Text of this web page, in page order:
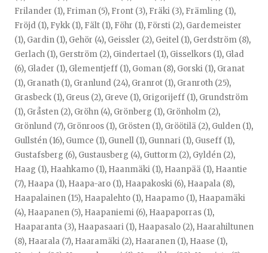
Frilander (1), Friman (5), Front (3), Fräki (3), Främling (1),
Fröjd (1), Fykk (1), Fält (1), Föhr (1), Försti (2), Gardemeister
(1), Gardin (1), Gehör (4), Geissler (2), Geitel (1), Gerdström (8),
Gerlach (1), Gerström (2), Gindertael (1), Gisselkors (1), Glad
(6), Glader (1), Glementjeff (1), Goman (8), Gorski (1), Granat
(1), Granath (1), Granlund (24), Granrot (1), Granroth (25),
Grasbeck (1), Greus (2), Greve (1), Grigorijeff (1), Grundström
(1), Gråsten (2), Gröhn (4), Grönberg (1), Grönholm (2),
Grönlund (7), Grönroos (1), Grösten (1), Gröötilä (2), Gulden (1),
Gullstén (16), Gumce (1), Gunell (1), Gunnari (1), Guseff (1),
Gustafsberg (6), Gustausberg (4), Guttorm (2), Gyldén (2),
Haag (1), Haahkamo (1), Haanmäki (1), Haanpää (1), Haantie
(7), Haapa (1), Haapa-aro (1), Haapakoski (6), Haapala (8),
Haapalainen (15), Haapalehto (1), Haapamo (1), Haapamäki
(4), Haapanen (5), Haapaniemi (6), Haapaporras (1),
Haaparanta (3), Haapasaari (1), Haapasalo (2), Haarahiltunen
(8), Haarala (7), Haaramäki (2), Haaranen (1), Haase (1),